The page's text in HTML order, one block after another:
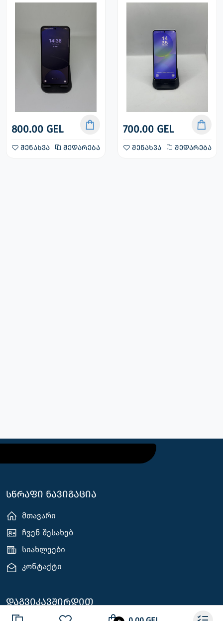
800.00 GEL
შენახვა შედარება
700.00 GEL
შენახვა შედარება
სწრაფი ნავიგაცია
მთავარი
ჩვენ შესახებ
სიახლეები
კონტაქტი
დაგვიკავშირდით